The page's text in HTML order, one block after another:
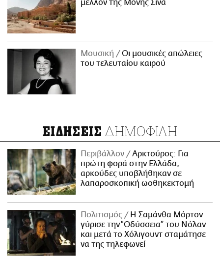
μέλλον της Μονής Σινά
Μουσική
Οι μουσικές απώλειες
του τελευταίου καιρού
ΕΙΔΗΣΕΙΣ ΔΗΜΟΦΙΛΗ
Περιβάλλον
Αρκτούρος: Για
πρώτη φορά στην Ελλάδα,
αρκούδες υποβλήθηκαν σε
λαπαροσκοπική ωοθηκεκτομή
Πολιτισμός
Η Σαμάνθα Μόρτον
γύρισε την “Οδύσσεια” του Νόλαν
και μετά το Χόλιγουντ σταμάτησε
να της τηλεφωνεί